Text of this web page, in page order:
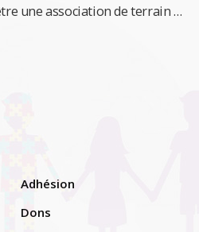
une association de terrain …
Adhésion
Dons